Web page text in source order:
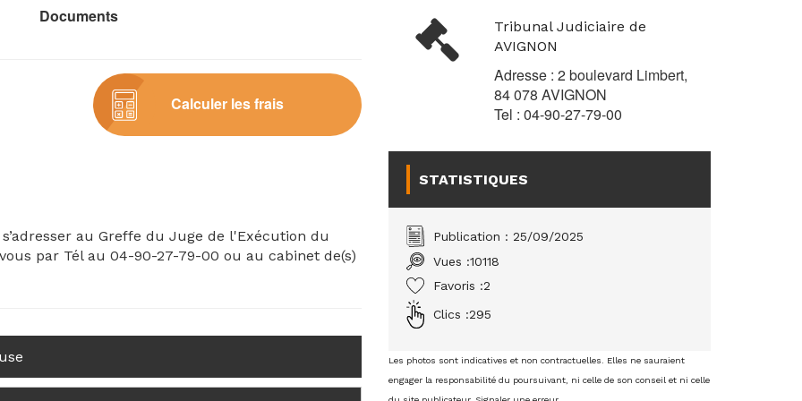
propriété du sol et des parties communes
la propriété du sol et des parties communes
toute occupation.
Documents
Calculer les frais
au Greffe du Juge de l'Exécution du
par Tél au 04-90-27-79-00 ou au cabinet de(s)
Tribunal Judiciaire de
AVIGNON
Adresse : 2 boulevard Limbert,
84 078 AVIGNON
Tel : 04-90-27-79-00
STATISTIQUES
Publication : 25/09/2025
Vues :10118
Favoris :2
Clics :295
Les photos sont indicatives et non contractuelles. Elles ne sauraient
engager la responsabilité du poursuivant, ni celle de son conseil et ni celle